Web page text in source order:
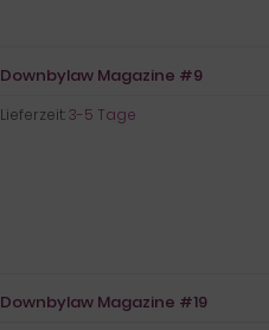
Downbylaw Magazine #9
Lieferzeit:3-5 Tage
Downbylaw Magazine #19